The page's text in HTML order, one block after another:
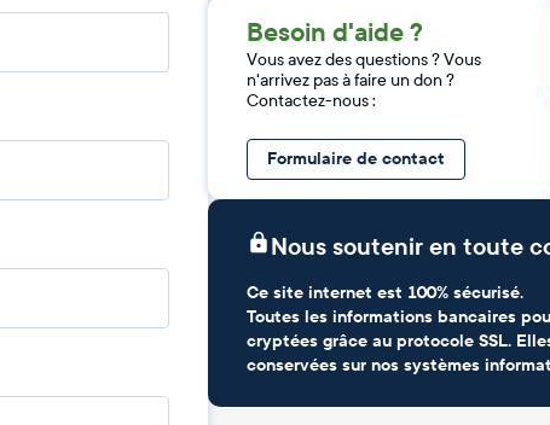
Besoin d'aide ?
Vous avez des questions ? Vous
n'arrivez pas à faire un don ?
Contactez-nous :
Formulaire de contact
Nous soutenir en toute
Ce site internet est 100% sécurisé.
Toutes les informations bancaires
cryptées grâce au protocole SSL.
conservées sur nos systèmes